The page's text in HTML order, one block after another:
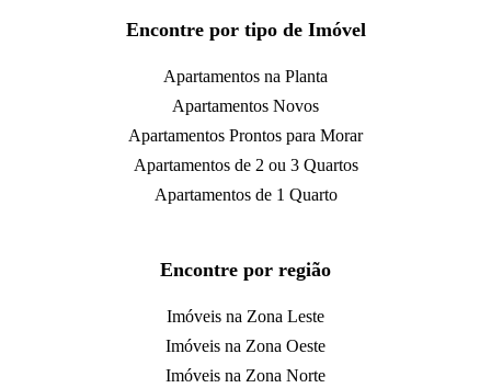
Encontre por tipo de Imóvel
Apartamentos na Planta
Apartamentos Novos
Apartamentos Prontos para Morar
Apartamentos de 2 ou 3 Quartos
Apartamentos de 1 Quarto
Encontre por região
Imóveis na Zona Leste
Imóveis na Zona Oeste
Imóveis na Zona Norte